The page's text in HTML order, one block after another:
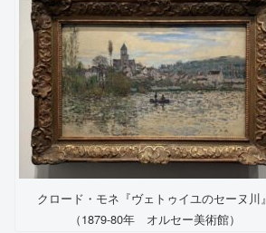
クロード・モネ『ヴェトゥイユのセーヌ川』
（1879-80年 オルセー美術館）